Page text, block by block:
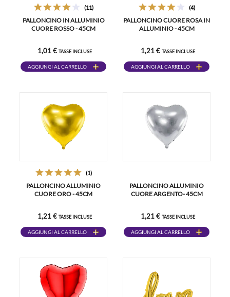
(11)
PALLONCINO IN ALLUMINIO
CUORE ROSSO - 45CM
1,01 € TASSE INCLUSE
AGGIUNGI AL CARRELLO
(4)
PALLONCINO CUORE ROSA IN
ALLUMINIO - 45CM
1,21 € TASSE INCLUSE
AGGIUNGI AL CARRELLO
(1)
PALLONCINO ALLUMINIO
CUORE ORO - 45CM
1,21 € TASSE INCLUSE
AGGIUNGI AL CARRELLO
PALLONCINO ALLUMINIO
CUORE ARGENTO- 45CM
1,21 € TASSE INCLUSE
AGGIUNGI AL CARRELLO